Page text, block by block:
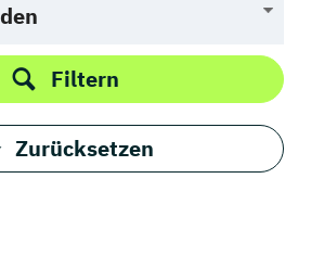
Filtern
Zurücksetzen